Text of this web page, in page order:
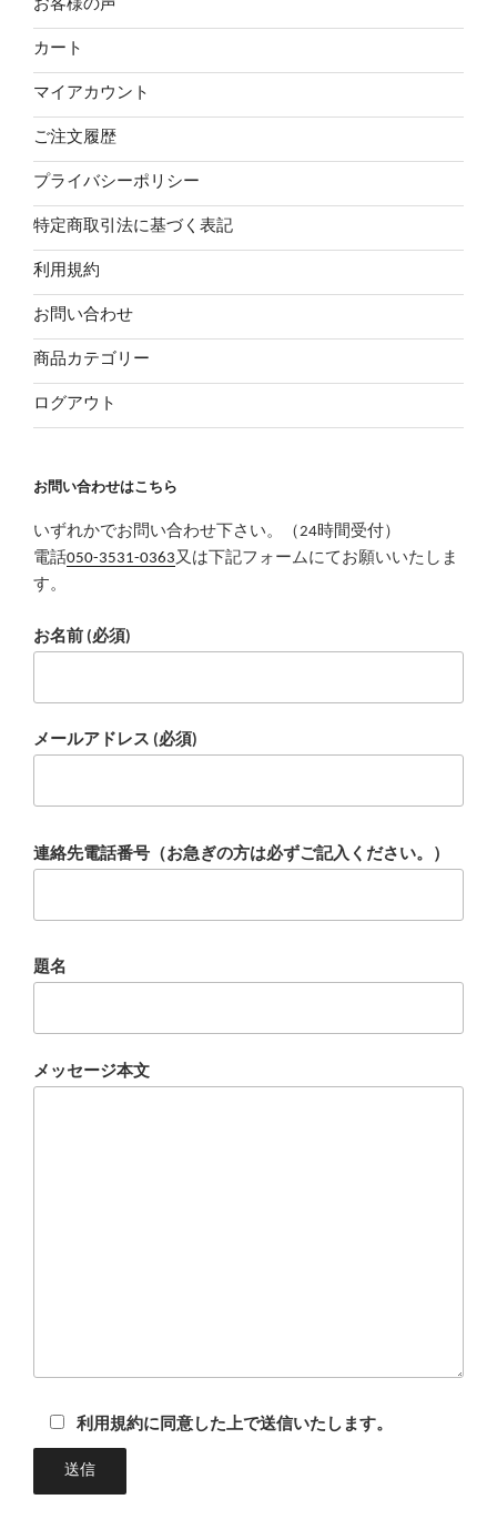
お客様の声
カート
マイアカウント
ご注文履歴
プライバシーポリシー
特定商取引法に基づく表記
利用規約
お問い合わせ
商品カテゴリー
ログアウト
お問い合わせはこちら
いずれかでお問い合わせ下さい。（24時間受付）
電話050-3531-0363又は下記フォームにてお願いいたしま
す。
お名前 (必須)
メールアドレス (必須)
連絡先電話番号（お急ぎの方は必ずご記入ください。）
題名
メッセージ本文
利用規約に同意した上で送信いたします。